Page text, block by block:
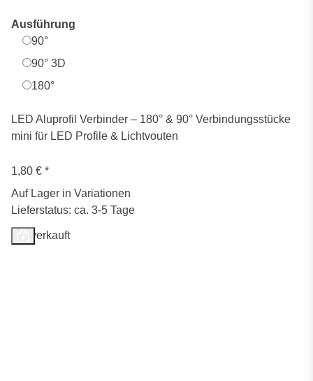
Ausführung
90°
90° 3D
180°
LED Aluprofil Verbinder – 180° & 90° Verbindungsstücke
mini für LED Profile & Lichtvouten
1,80 € *
Auf Lager in Variationen
Lieferstatus: ca. 3-5 Tage
Ausverkauft